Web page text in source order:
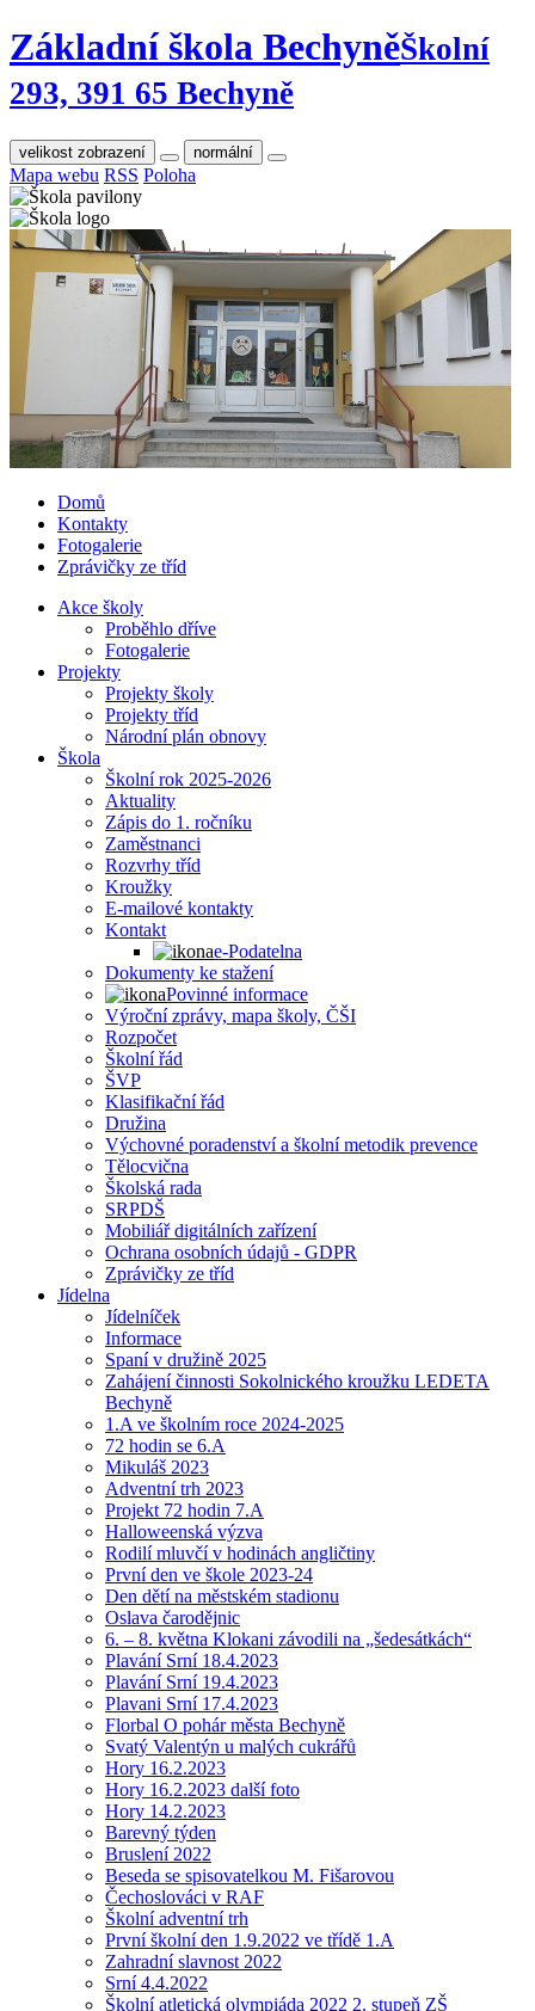
Základní škola BechyněŠkolní
293, 391 65 Bechyně
velikost zobrazení normální
Mapa webu RSS Poloha
Domů
Kontakty
Fotogalerie
Zprávičky ze tříd
Akce školy
Proběhlo dříve
Fotogalerie
Projekty
Projekty školy
Projekty tříd
Národní plán obnovy
Škola
Školní rok 2025-2026
Aktuality
Zápis do 1. ročníku
Zaměstnanci
Rozvrhy tříd
Kroužky
E-mailové kontakty
Kontakt
e-Podatelna
Dokumenty ke stažení
Povinné informace
Výroční zprávy, mapa školy, ČŠI
Rozpočet
Školní řád
ŠVP
Klasifikační řád
Družina
Výchovné poradenství a školní metodik prevence
Tělocvična
Školská rada
SRPDŠ
Mobiliář digitálních zařízení
Ochrana osobních údajů - GDPR
Zprávičky ze tříd
Jídelna
Jídelníček
Informace
Spaní v družině 2025
Zahájení činnosti Sokolnického kroužku LEDETA
Bechyně
1.A ve školním roce 2024-2025
72 hodin se 6.A
Mikuláš 2023
Adventní trh 2023
Projekt 72 hodin 7.A
Halloweenská výzva
Rodilí mluvčí v hodinách angličtiny
První den ve škole 2023-24
Den dětí na městském stadionu
Oslava čarodějnic
6. – 8. května Klokani závodili na „šedesátkách“
Plavání Srní 18.4.2023
Plavání Srní 19.4.2023
Plavani Srní 17.4.2023
Florbal O pohár města Bechyně
Svatý Valentýn u malých cukrářů
Hory 16.2.2023
Hory 16.2.2023 další foto
Hory 14.2.2023
Barevný týden
Bruslení 2022
Beseda se spisovatelkou M. Fišarovou
Čechoslováci v RAF
Školní adventní trh
První školní den 1.9.2022 ve třídě 1.A
Zahradní slavnost 2022
Srní 4.4.2022
Školní atletická olympiáda 2022 2. stupeň ZŠ